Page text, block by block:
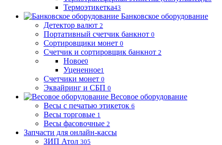
Термоэтикетка43
Банковское оборудование
Детектор валют 2
Портативный счетчик банкнот 0
Сортировщики монет 0
Счетчик и сортировщик банкнот 2
Новое0
Уцененное1
Счетчики монет 0
Эквайринг и СБП 0
Весовое оборудование
Весы с печатью этикеток 6
Весы торговые 1
Весы фасовочные 2
Запчасти для онлайн-кассы
ЗИП Атол 305